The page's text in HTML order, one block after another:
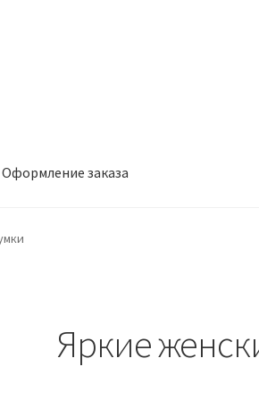
Оформление заказа
Яркие